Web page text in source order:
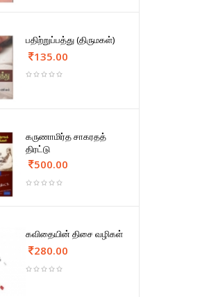
பதிற்றுப்பத்து (திருமகள்)
135.00
கருணாமிர்த சாகரதத்
திரட்டு
500.00
கவிதையின் திசை வழிகள்
280.00